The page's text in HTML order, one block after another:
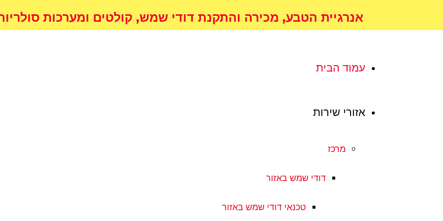
אנרגיית הטבע, מכירה והתקנת דודי שמש, קולטים ומערכות סולריות לחימום
עמוד הבית
אזורי שירות
מרכז
דודי שמש באזור
טכנאי דודי שמש באזור